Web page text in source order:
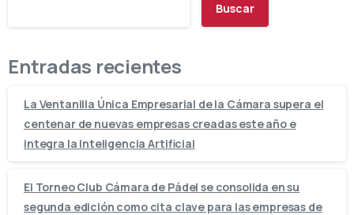
Buscar
Entradas recientes
La Ventanilla Única Empresarial de la Cámara supera el
centenar de nuevas empresas creadas este año e
integra la Inteligencia Artificial
El Torneo Club Cámara de Pádel se consolida en su
segunda edición como cita clave para las empresas de